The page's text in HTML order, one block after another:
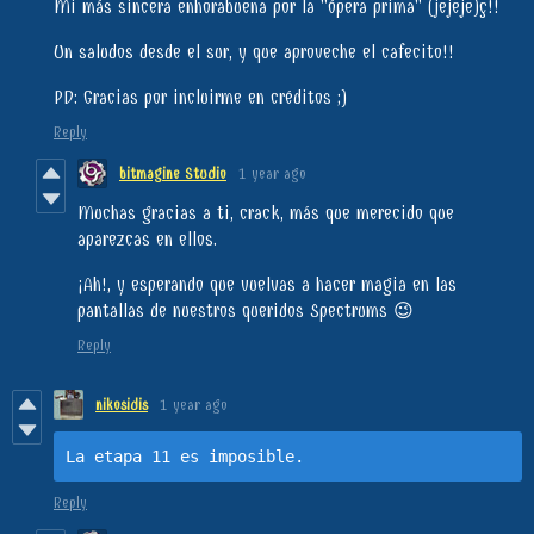
Mi más sincera enhorabuena por la "ópera prima" (jejeje)ç!!
Un saludos desde el sur, y que aproveche el cafecito!!
PD: Gracias por incluirme en créditos ;)
Reply
bitmagine Studio 1 year ago
Muchas gracias a ti, crack, más que merecido que
aparezcas en ellos.
¡Ah!, y esperando que vuelvas a hacer magia en las
pantallas de nuestros queridos Spectrums 😉
Reply
nikosidis 1 year ago
La etapa 11 es imposible.
Reply